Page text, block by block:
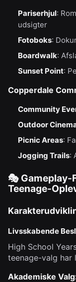
Pariserhjul:
udsigter
Fotoboks:
Boardwalk:
Sunset Point:
Copperdale
Community
Outdoor
Picnic Areas:
Jogging Trails:
🎭 Gameplay-
Teenage-
Livsskabende
High School
teenage-valg har
Akademiske